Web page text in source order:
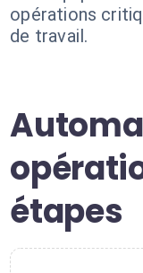
opérations
de travail.
étapes